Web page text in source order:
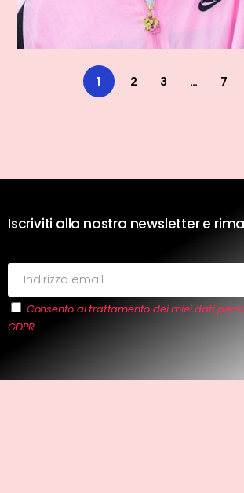
1 2 3 … 7
Iscriviti alla nostra newsletter e
Consento al trattamento dei miei dati
GDPR